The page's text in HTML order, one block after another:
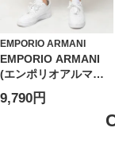
EMPORIO ARMANI
EMPORIO ARMANI
(エンポリオアルマー
ニ) メンズ ショートパ
ンツ ロゴテープ ウエ
9,790円